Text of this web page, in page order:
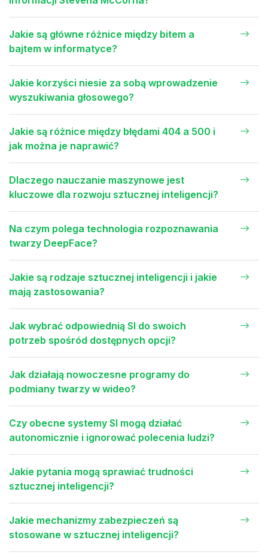
Jakie są główne różnice między bitem a
bajtem w informatyce?
Jakie korzyści niesie za sobą wprowadzenie
wyszukiwania głosowego?
Jakie są różnice między błędami 404 a 500 i
jak można je naprawić?
Dlaczego nauczanie maszynowe jest
kluczowe dla rozwoju sztucznej inteligencji?
Na czym polega technologia rozpoznawania
twarzy DeepFace?
Jakie są rodzaje sztucznej inteligencji i jakie
mają zastosowania?
Jak wybrać odpowiednią SI do swoich
potrzeb spośród dostępnych opcji?
Jak działają nowoczesne programy do
podmiany twarzy w wideo?
Czy obecne systemy SI mogą działać
autonomicznie i ignorować polecenia ludzi?
Jakie pytania mogą sprawiać trudności
sztucznej inteligencji?
Jakie mechanizmy zabezpieczeń są
stosowane w sztucznej inteligencji?